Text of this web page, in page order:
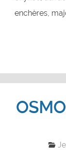
enchères,